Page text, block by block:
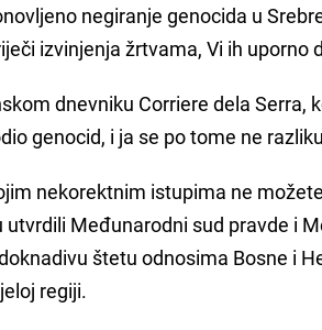
negiranje genocida u
izvinjenja žrtvama, Vi ih uporno
dnevniku Corriere dela Serra,
genocid, i ja se po tome ne
nekorektnim istupima ne
utvrdili Međunarodni sud pravde i
štetu odnosima Bosne i
regiji.